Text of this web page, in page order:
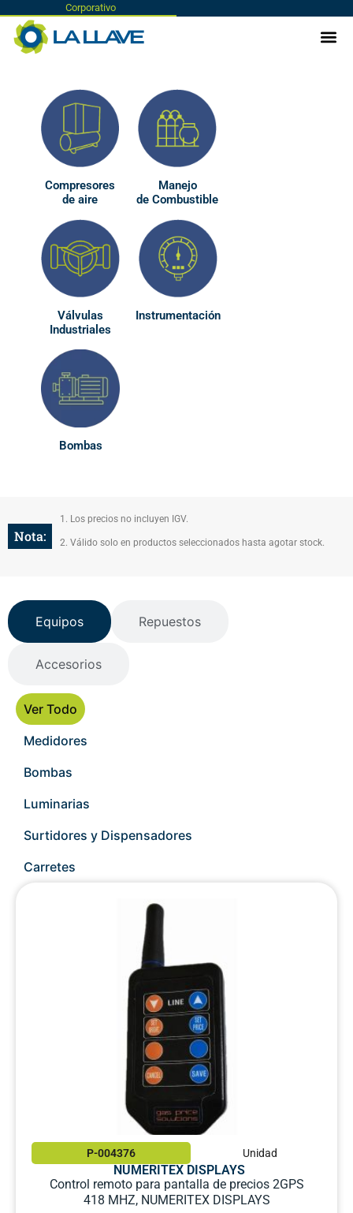
Corporativo
Compresores
de aire
Manejo
de Combustible
Válvulas
Industriales
Instrumentación
Bombas
Nota:
1. Los precios no incluyen IGV.
2. Válido solo en productos seleccionados hasta agotar stock.
Equipos Repuestos
Accesorios
Medidores
Bombas
Luminarias
Surtidores y Dispensadores
Carretes
Ver Todo
P-004376 Unidad
NUMERITEX DISPLAYS
Control remoto para pantalla de precios 2GPS
418 MHZ, NUMERITEX DISPLAYS